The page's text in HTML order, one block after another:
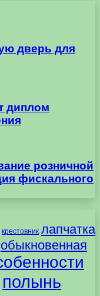
дверь для
диплом
розничной
фискального
крестовник лапчатка
обыкновенная
полынь